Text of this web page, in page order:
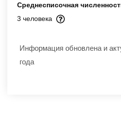
Среднесписочная
3 человека
Информация обновлена и
года